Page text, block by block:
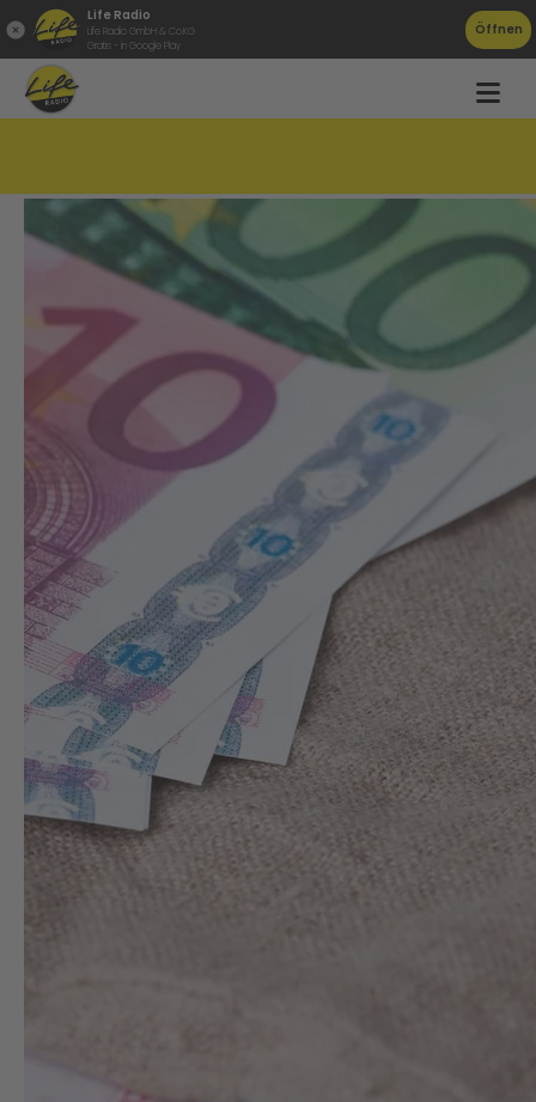
Life Radio
Life Radio GmbH & Co.KG
Gratis - in Google Play
Öffnen